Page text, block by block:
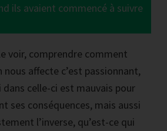
ils avaient commencé à suivre
voir, comprendre comment
affecte c’est passionnant,
celle-ci est mauvais pour
ses conséquences, mais aussi
l’inverse, qu’est-ce qui